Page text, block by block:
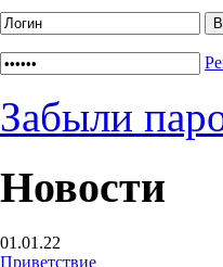
Забыли
Новости
01.01.22
Приветствие